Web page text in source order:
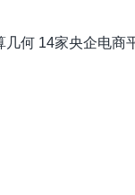
几何 14家央企电商